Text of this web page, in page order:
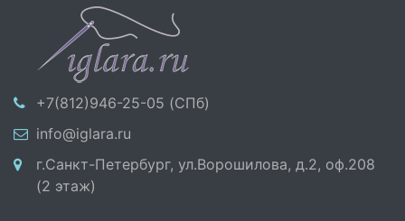
+7(812)946-25-05 (СПб)
info@iglara.ru
г.Санкт-Петербург, ул.Ворошилова, д.2, оф.208
(2 этаж)